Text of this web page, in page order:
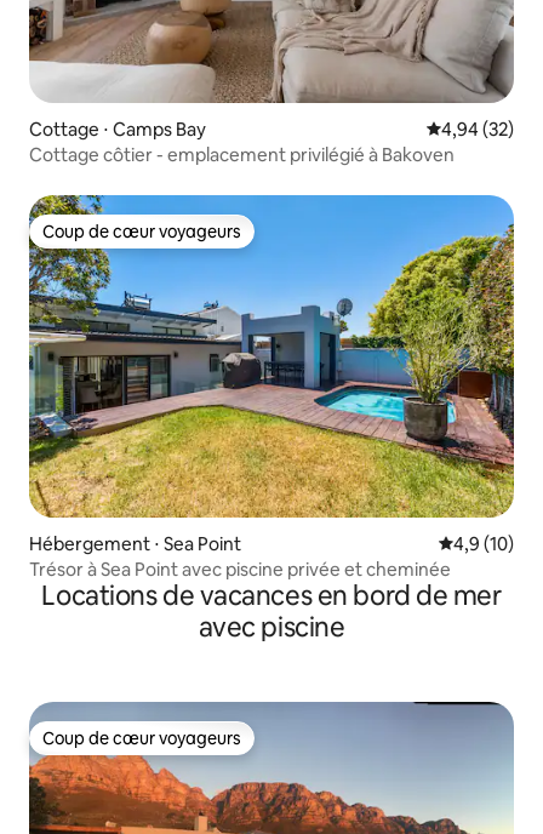
Cottage ⋅ Camps Bay Évaluation
4,94 (32)
Cottage côtier - emplacement privilégié à Bakoven
Coup de cœur voyageurs
Coup de cœur voyageurs
Hébergement ⋅ Sea Point Évaluation
4,9 (10)
Trésor à Sea Point avec piscine privée et cheminée
Locations de vacances en bord de mer
avec piscine
Coup de cœur voyageurs
Coup de cœur voyageurs